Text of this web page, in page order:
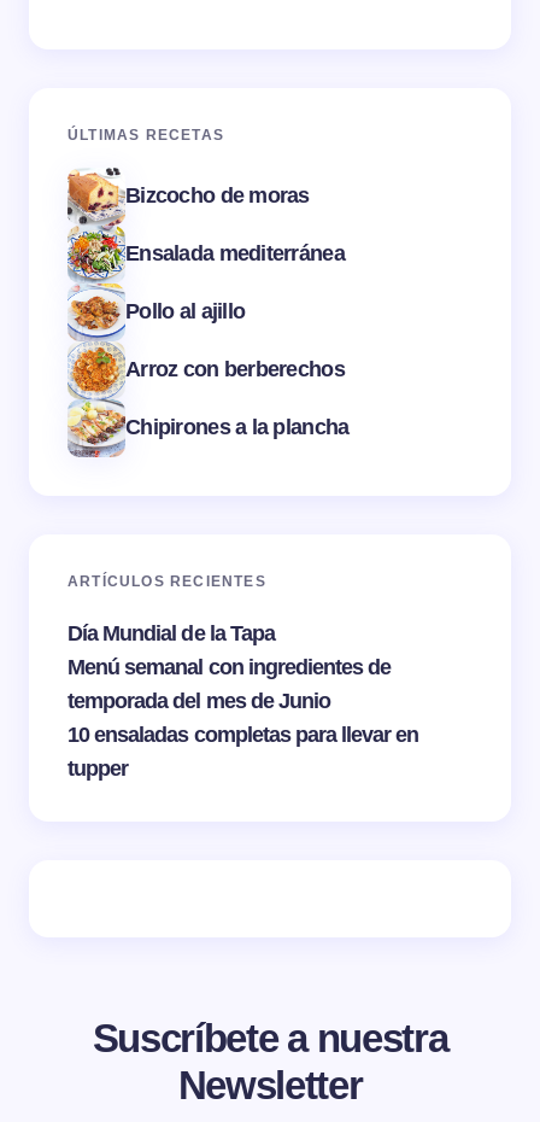
ÚLTIMAS RECETAS
Bizcocho de moras
Ensalada mediterránea
Pollo al ajillo
Arroz con berberechos
Chipirones a la plancha
ARTÍCULOS RECIENTES
Día Mundial de la Tapa
Menú semanal con ingredientes de
temporada del mes de Junio
10 ensaladas completas para llevar en
tupper
Suscríbete a nuestra
Newsletter